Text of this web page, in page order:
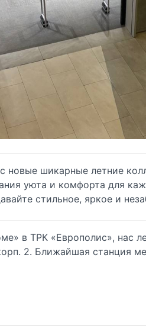
новые шикарные летние
уюта и комфорта для
стильное, яркое и
в ТРК «Европолис», нас
2. Ближайшая станция